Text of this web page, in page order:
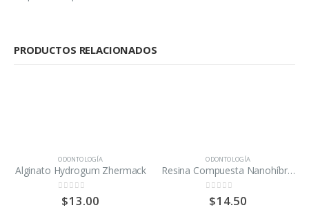
PRODUCTOS RELACIONADOS
ODONTOLOGÍA
Alginato Hydrogum Zhermack
0out of 5
$13.00
ODONTOLOGÍA
Resina Compuesta Nanohíbrida fotopolimerizable EA3 Maquira
0out of 5
$14.50